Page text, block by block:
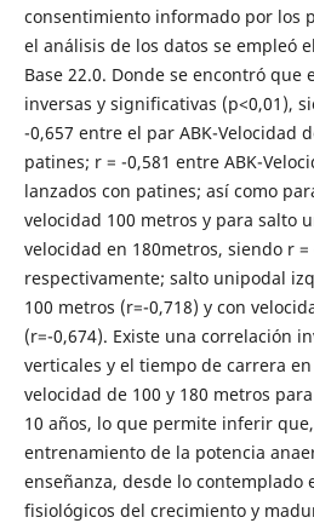
consentimiento informado por los
el análisis de los datos se empleó
Base 22.0. Donde se encontró que
inversas y significativas (p<0,01),
-0,657 entre el par ABK-Velocidad
patines; r = -0,581 entre ABK-
lanzados con patines; así como
velocidad 100 metros y para salto
velocidad en 180metros, siendo r =
respectivamente; salto unipodal
100 metros (r=-0,718) y con
(r=-0,674). Existe una correlación
verticales y el tiempo de carrera
velocidad de 100 y 180 metros
10 años, lo que permite inferir
entrenamiento de la potencia
enseñanza, desde lo contemplado
fisiológicos del crecimiento y